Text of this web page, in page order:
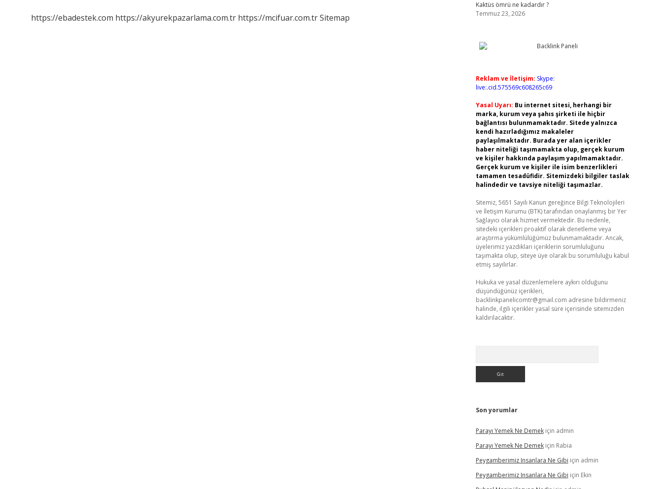
https://ebadestek.com https://akyurekpazarlama.com.tr https://mcifuar.com.trSitemap
Kaktüs ömrü ne kadardır ?
Temmuz 23, 2026
Reklam ve İletişim: Skype:
live:.cid.575569c608265c69
Yasal Uyarı: Bu internet sitesi, herhangi bir
marka, kurum veya şahıs şirketi ile hiçbir
bağlantısı bulunmamaktadır. Sitede yalnızca
kendi hazırladığımız makaleler
paylaşılmaktadır. Burada yer alan içerikler
haber niteliği taşımamakta olup, gerçek kurum
ve kişiler hakkında paylaşım yapılmamaktadır.
Gerçek kurum ve kişiler ile isim benzerlikleri
tamamen tesadüfidir. Sitemizdeki bilgiler taslak
halindedir ve tavsiye niteliği taşımazlar.
Sitemiz, 5651 Sayılı Kanun gereğince Bilgi Teknolojileri
ve İletişim Kurumu (BTK) tarafından onaylanmış bir Yer
Sağlayıcı olarak hizmet vermektedir. Bu nedenle,
sitedeki içerikleri proaktif olarak denetleme veya
araştırma yükümlülüğümüz bulunmamaktadır. Ancak,
üyelerimiz yazdıkları içeriklerin sorumluluğunu
taşımakta olup, siteye üye olarak bu sorumluluğu kabul
etmiş sayılırlar.
Hukuka ve yasal düzenlemelere aykırı olduğunu
düşündüğünüz içerikleri,
backlinkpanelicomtr@gmail.com adresine bildirmeniz
halinde, ilgili içerikler yasal süre içerisinde sitemizden
kaldırılacaktır.
Son yorumlar
Parayı Yemek Ne Demekiçin admin
Parayı Yemek Ne Demekiçin Rabia
Peygamberimiz Insanlara Ne Gibi için admin
Peygamberimiz Insanlara Ne Gibi için Ekin